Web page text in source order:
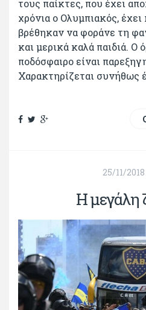
τους παίκτες, που έχει
χρόνια ο Ολυμπιακός, έχει
βρέθηκαν να φοράνε τη
και μερικά καλά παιδιά. Ο
ποδόσφαιρο είναι
Χαρακτηρίζεται συνήθως
25/11/
Η μεγάλη